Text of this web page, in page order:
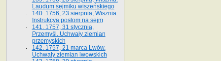
Laudum sejmiku wiszeńskiego
140. 1756, 23 sierpnia, Wisznia.
Instrukcya posłom na sejm
141. 1757, 31 stycznia,
Przemyśl. Uchwały ziemian
przemyskich
142. 1757, 21 marca Lwów.
Uchwały ziemian lwowskich